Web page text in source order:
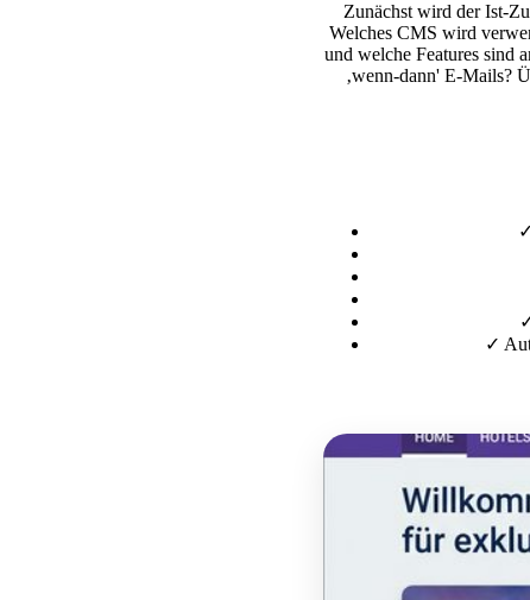
Zunächst wird der Ist-
Welches CMS wird
und welche Features sind
‚wenn-dann' E-Mails?
✓
✓